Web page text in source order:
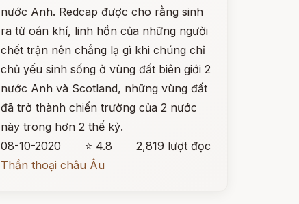
nước Anh. Redcap được cho rằng sinh
ra từ oán khí, linh hồn của những người
chết trận nên chẳng lạ gì khi chúng chỉ
chủ yếu sinh sống ở vùng đất biên giới 2
nước Anh và Scotland, những vùng đất
đã trở thành chiến trường của 2 nước
này trong hơn 2 thế kỷ.
08-10-2020
⭐ 4.8
2,819 lượt đọc
Thần thoại châu Âu